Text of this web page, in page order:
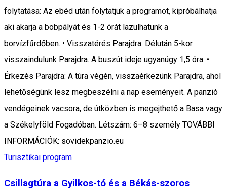
folytatása: Az ebéd után folytatjuk a programot, kipróbálhatja
aki akarja a bobpályát és 1-2 órát lazulhatunk a
borvízfűrdőben. • Visszatérés Parajdra: Délután 5-kor
visszaindulunk Parajdra. A buszút ideje ugyanúgy 1,5 óra. •
Érkezés Parajdra: A túra végén, visszaérkezünk Parajdra, ahol
lehetőségünk lesz megbeszélni a nap eseményeit. A panzió
vendégeinek vacsora, de útközben is megejthető a Basa vagy
a Székelyföld Fogadóban. Létszám: 6–8 személy TOVÁBBI
INFORMÁCIÓK: sovidekpanzio.eu
Turisztikai program
Csillagtúra a Gyilkos-tó és a Békás-szoros